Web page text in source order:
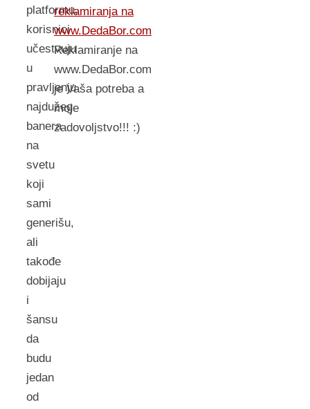
platformu,
korisnici
učestvuju
u
pravljenju
najdužeg
banera
na
svetu
koji
sami
generišu,
ali
takođe
dobijaju
i
šansu
da
budu
jedan
od
reklamiranja na
www.DedaBor.com
Reklamiranje na
www.DedaBor.com
je Vaša potreba a
moje
zadovoljstvo!!! :)